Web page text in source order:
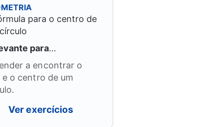
para…
a encontrar o
e o centro de um
Ver exercícios